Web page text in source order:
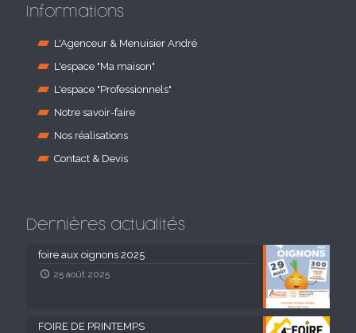
Informations
L'Agenceur & Menuisier André
L'espace "Ma maison"
L'espace "Professionnels"
Notre savoir-faire
Nos réalisations
Contact & Devis
Dernières actualités
foire aux oignons 2025
25 août 2025
FOIRE DE PRINTEMPS